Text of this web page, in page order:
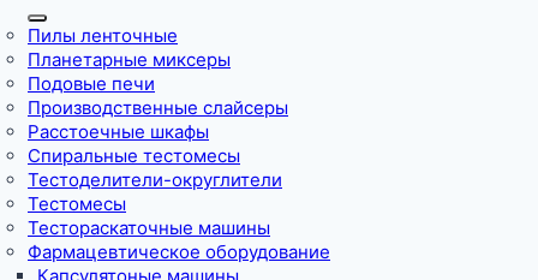
Пилы ленточные
Планетарные миксеры
Подовые печи
Производственные слайсеры
Расстоечные шкафы
Спиральные тестомесы
Тестоделители-округлители
Тестомесы
Тестораскаточные машины
Фармацевтическое оборудование